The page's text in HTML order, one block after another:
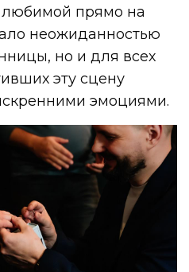
прямо на
неожиданностью
но и для всех
эту сцену
эмоциями.